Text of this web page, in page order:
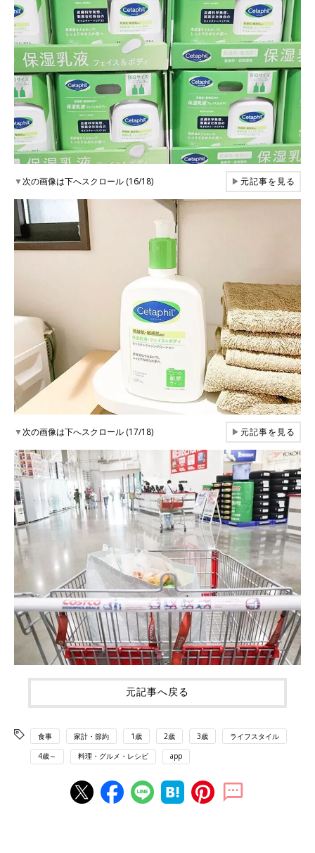
▼次の画像は下へスクロール (16/18) ▶元記事を見る
▼次の画像は下へスクロール (17/18) ▶元記事を見る
元記事へ戻る
食事 家計・節約 1歳 2歳 3歳 ライフスタイル
4歳～ 料理・グルメ・レシピ app